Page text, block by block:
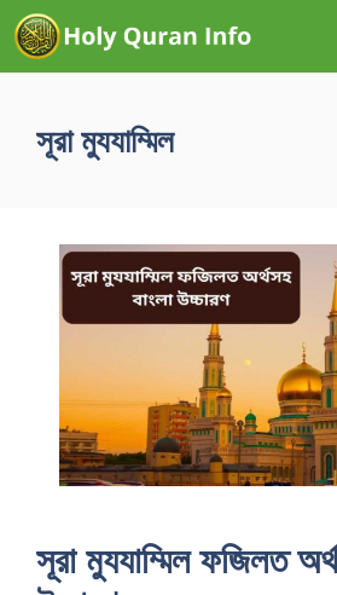
সূরা মুযযাম্মিল
সূরা মুযযাম্মিল ফজিলত